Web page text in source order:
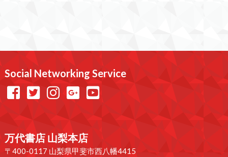
Social Networking Service
万代書店 山梨本店
〒400-0117 山梨県甲斐市西八幡4415